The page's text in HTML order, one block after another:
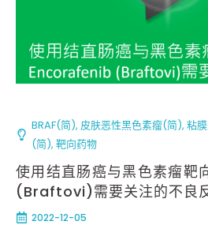
BRAF(简), 皮肤恶性黑色素瘤(简), 粘
(简), 靶向药物
使用结直肠癌与黑色素瘤
(Braftovi)需要关注的不良
2022-12-05